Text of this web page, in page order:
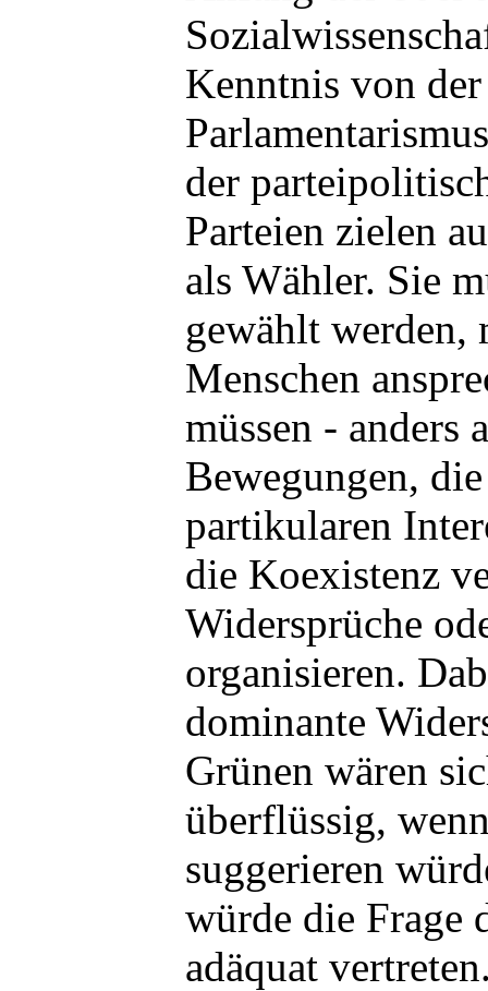
Kenntnis von
der
Parteien zielen
als Wähler. Sie
gewählt werden,
Menschen
müssen - anders
Bewegungen,
partikularen
die Koexistenz
Widersprüche
organisieren.
dominante
Grünen wären
überflüssig,
suggerieren
würde die Frage
adäquat